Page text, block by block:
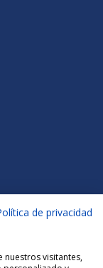
de privacidad
nuestros visitantes,